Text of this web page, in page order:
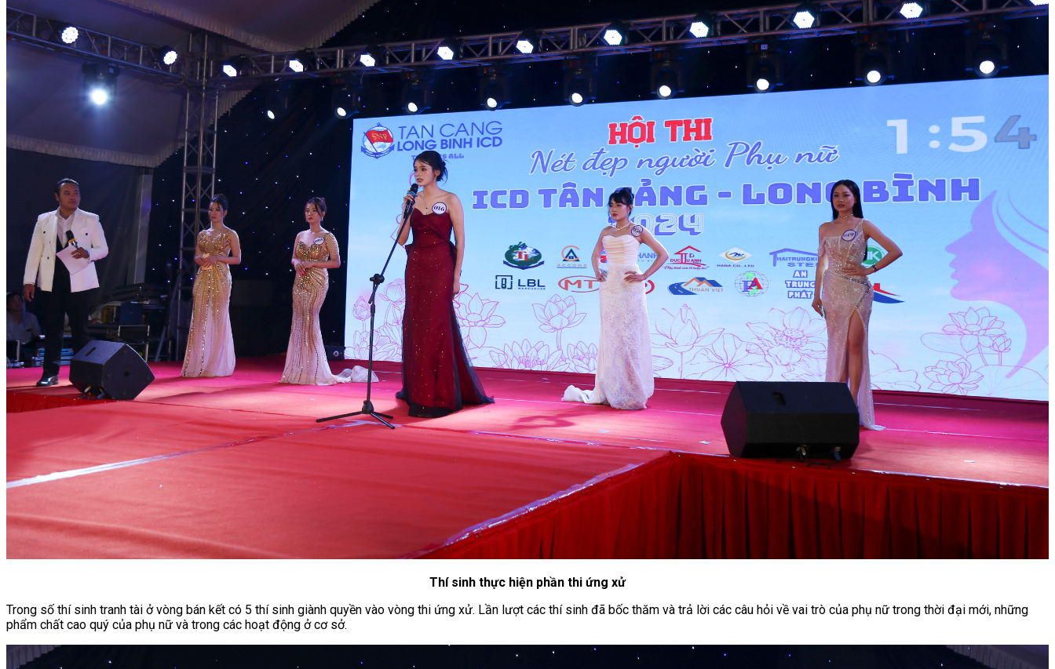
Thí sinh thực hiện phần thi ứng xử
Trong số thí sinh tranh tài ở vòng bán kết có 5 thí sinh giành quyền vào vòng thi ứng xử. Lần lượt các thí sinh đã bốc thăm và trả lời các câu hỏi về vai trò của phụ nữ trong thời đại mới, những
phẩm chất cao quý của phụ nữ và trong các hoạt động ở cơ sở.